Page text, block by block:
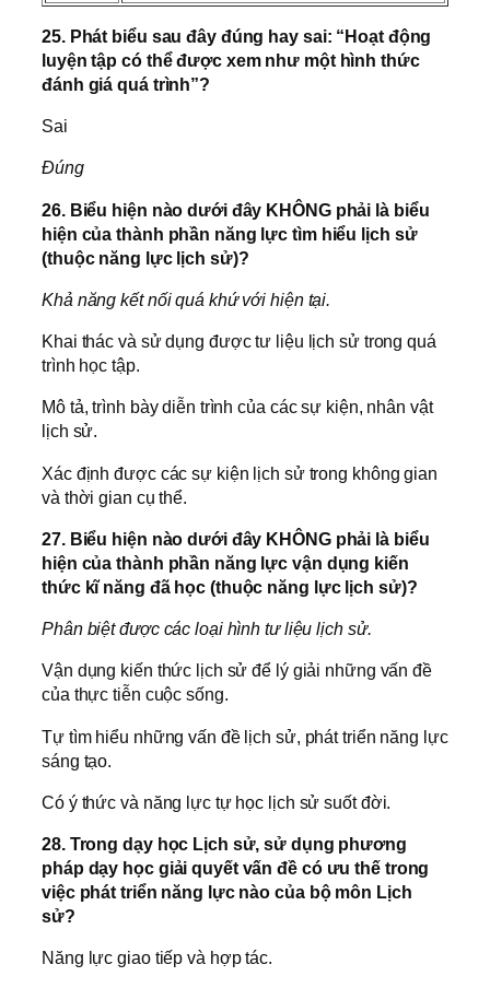
25. Phát biểu sau đây đúng hay sai: “Hoạt động
luyện tập có thể được xem như một hình thức
đánh giá quá trình”?
Sai
Đúng
26. Biểu hiện nào dưới đây KHÔNG phải là biểu
hiện của thành phần năng lực tìm hiểu lịch sử
(thuộc năng lực lịch sử)?
Khả năng kết nối quá khứ với hiện tại.
Khai thác và sử dụng được tư liệu lịch sử trong quá
trình học tập.
Mô tả, trình bày diễn trình của các sự kiện, nhân vật
lịch sử.
Xác định được các sự kiện lịch sử trong không gian
và thời gian cụ thể.
27. Biểu hiện nào dưới đây KHÔNG phải là biểu
hiện của thành phần năng lực vận dụng kiến
thức kĩ năng đã học (thuộc năng lực lịch sử)?
Phân biệt được các loại hình tư liệu lịch sử.
Vận dụng kiến thức lịch sử để lý giải những vấn đề
của thực tiễn cuộc sống.
Tự tìm hiểu những vấn đề lịch sử, phát triển năng lực
sáng tạo.
Có ý thức và năng lực tự học lịch sử suốt đời.
28. Trong dạy học Lịch sử, sử dụng phương
pháp dạy học giải quyết vấn đề có ưu thế trong
việc phát triển năng lực nào của bộ môn Lịch
sử?
Năng lực giao tiếp và hợp tác.